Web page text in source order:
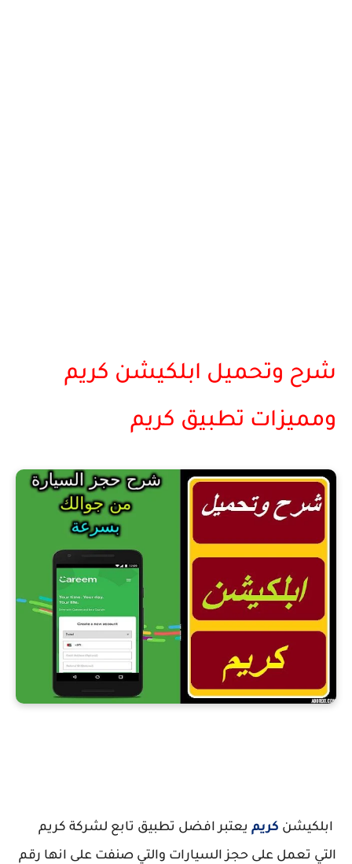
شرح وتحميل ابلكيشن كريم
ومميزات تطبيق كريم
ابلكيشن كريم يعتبر افضل تطبيق تابع لشركة كريم
التي تعمل على حجز السيارات والتي صنفت على انها رقم